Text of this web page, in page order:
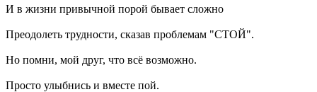
И в жизни привычной порой бывает сложно
Преодолеть трудности, сказав проблемам "СТОЙ".
Но помни, мой друг, что всё возможно.
Просто улыбнись и вместе пой.